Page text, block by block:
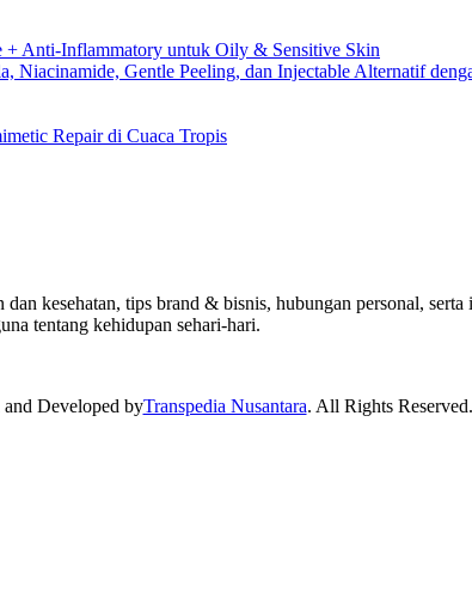
+ Anti-Inflammatory untuk Oily & Sensitive Skin
Gentle Peeling, dan Injectable Alternatif
Repair di Cuaca Tropis
kesehatan, tips brand & bisnis, hubungan personal,
tentang kehidupan sehari-hari.
Developed byTranspedia Nusantara. All Rights Reserved.